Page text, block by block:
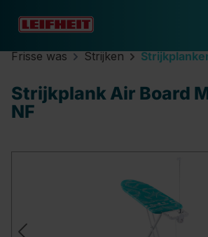
Ga naar de hoofdinhoud
Frisse was Strijken
Strijkplank Air Board
NF